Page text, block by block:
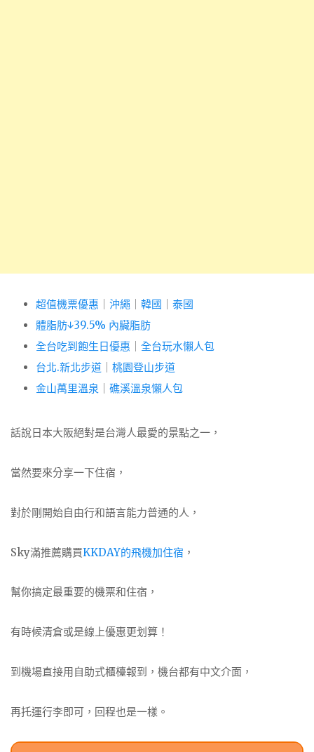
超值機票優惠 沖繩 韓國
泰國
體脂肪↓39.5% 內臟脂肪
全台吃到飽生日優惠
全台玩水懶人包
台北.新北步道
桃園登山步道
金山萬里溫泉
礁溪溫泉懶人包
話說日本大阪絕對是台灣人最愛的景點之一，
當然要來分享一下住宿，
對於剛開始自由行和語言能力普通的人，
Sky滿推薦購買KKDAY的飛機加住宿 ，
幫你搞定最重要的機票和住宿，
有時候清倉或是線上優惠更划算！
到機場直接用自助式櫃檯報到，機台都有中文介面，
再托運行李即可，回程也是一樣。